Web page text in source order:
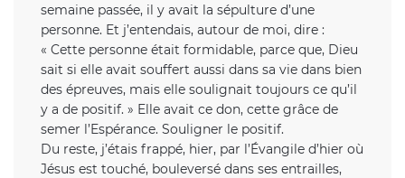
semaine passée, il y avait la sépulture d’une
personne. Et j’entendais, autour de moi, dire :
« Cette personne était formidable, parce que, Dieu
sait si elle avait souffert aussi dans sa vie dans bien
des épreuves, mais elle soulignait toujours ce qu’il
y a de positif. » Elle avait ce don, cette grâce de
semer l’Espérance. Souligner le positif.
Du reste, j’étais frappé, hier, par l’Évangile d’hier où
Jésus est touché, bouleversé dans ses entrailles,